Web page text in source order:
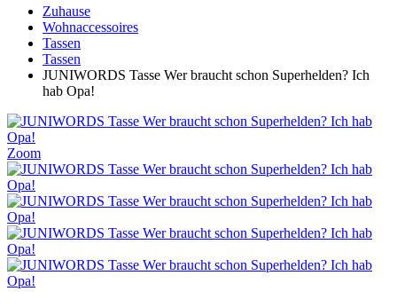
Zuhause
Wohnaccessoires
Tassen
Tassen
JUNIWORDS Tasse Wer braucht schon Superhelden? Ich
hab Opa!
Zoom